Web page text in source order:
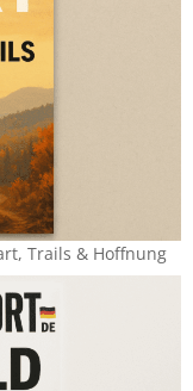
Trails & Hoffnung